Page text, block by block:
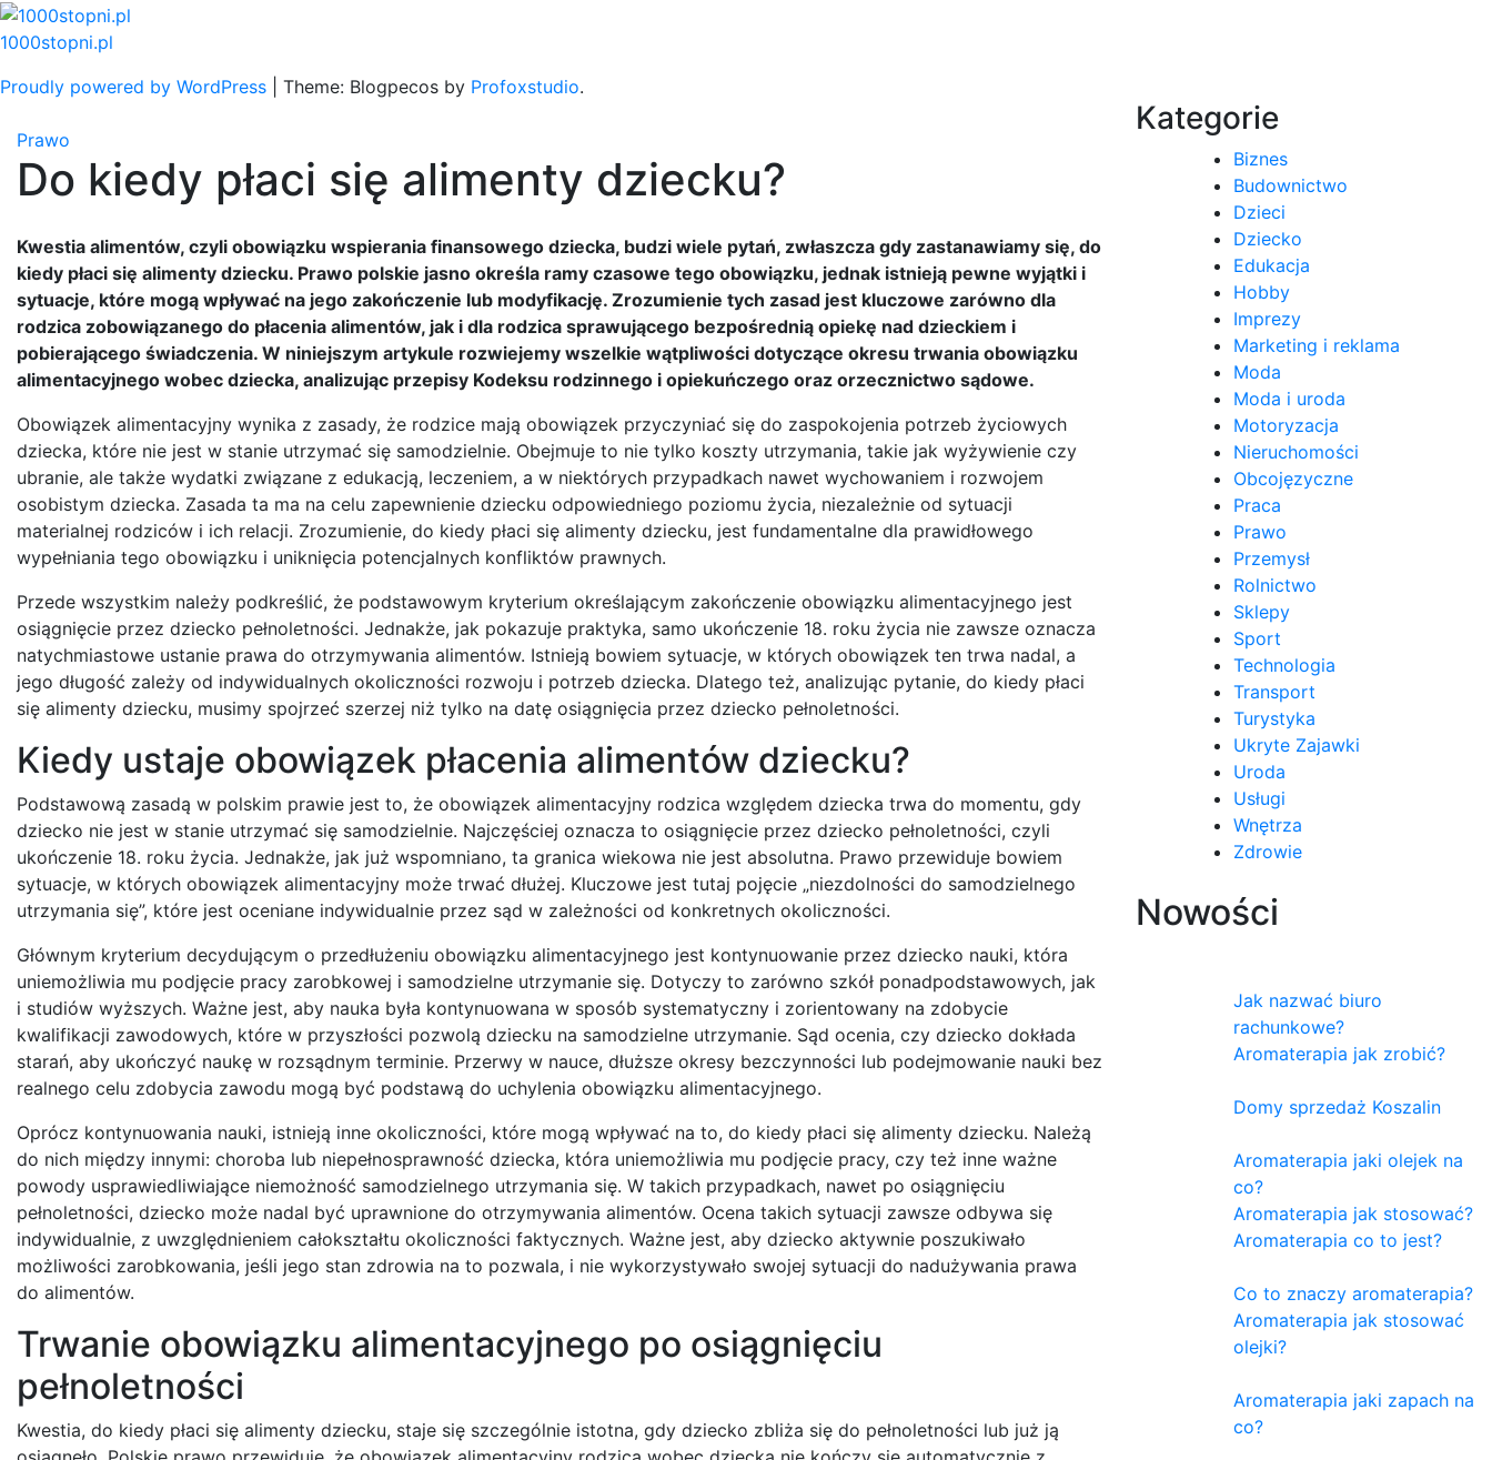
Skip
to
1000stopni.pl
Proudly powered by WordPress
Theme: Blogpecos by Profoxstudio.
Prawo
Do kiedy płaci się alimenty dziecku?
Kwestia alimentów, czyli obowiązku wspierania finansowego dziecka, budzi wiele pytań, zwłaszcza gdy zastanawiamy się, do
kiedy płaci się alimenty dziecku. Prawo polskie jasno określa ramy czasowe tego obowiązku, jednak istnieją pewne wyjątki i
sytuacje, które mogą wpływać na jego zakończenie lub modyfikację. Zrozumienie tych zasad jest kluczowe zarówno dla
rodzica zobowiązanego do płacenia alimentów, jak i dla rodzica sprawującego bezpośrednią opiekę nad dzieckiem i
pobierającego świadczenia. W niniejszym artykule rozwiejemy wszelkie wątpliwości dotyczące okresu trwania obowiązku
alimentacyjnego wobec dziecka, analizując przepisy Kodeksu rodzinnego i opiekuńczego oraz orzecznictwo sądowe.
Obowiązek alimentacyjny wynika z zasady, że rodzice mają obowiązek przyczyniać się do zaspokojenia potrzeb życiowych
dziecka, które nie jest w stanie utrzymać się samodzielnie. Obejmuje to nie tylko koszty utrzymania, takie jak wyżywienie czy
ubranie, ale także wydatki związane z edukacją, leczeniem, a w niektórych przypadkach nawet wychowaniem i rozwojem
osobistym dziecka. Zasada ta ma na celu zapewnienie dziecku odpowiedniego poziomu życia, niezależnie od sytuacji
materialnej rodziców i ich relacji. Zrozumienie, do kiedy płaci się alimenty dziecku, jest fundamentalne dla prawidłowego
wypełniania tego obowiązku i uniknięcia potencjalnych konfliktów prawnych.
Przede wszystkim należy podkreślić, że podstawowym kryterium określającym zakończenie obowiązku alimentacyjnego jest
osiągnięcie przez dziecko pełnoletności. Jednakże, jak pokazuje praktyka, samo ukończenie 18. roku życia nie zawsze oznacza
natychmiastowe ustanie prawa do otrzymywania alimentów. Istnieją bowiem sytuacje, w których obowiązek ten trwa nadal, a
jego długość zależy od indywidualnych okoliczności rozwoju i potrzeb dziecka. Dlatego też, analizując pytanie, do kiedy płaci
się alimenty dziecku, musimy spojrzeć szerzej niż tylko na datę osiągnięcia przez dziecko pełnoletności.
Kiedy ustaje obowiązek płacenia alimentów dziecku?
Podstawową zasadą w polskim prawie jest to, że obowiązek alimentacyjny rodzica względem dziecka trwa do momentu, gdy
dziecko nie jest w stanie utrzymać się samodzielnie. Najczęściej oznacza to osiągnięcie przez dziecko pełnoletności, czyli
ukończenie 18. roku życia. Jednakże, jak już wspomniano, ta granica wiekowa nie jest absolutna. Prawo przewiduje bowiem
sytuacje, w których obowiązek alimentacyjny może trwać dłużej. Kluczowe jest tutaj pojęcie „niezdolności do samodzielnego
utrzymania się”, które jest oceniane indywidualnie przez sąd w zależności od konkretnych okoliczności.
Głównym kryterium decydującym o przedłużeniu obowiązku alimentacyjnego jest kontynuowanie przez dziecko nauki, która
uniemożliwia mu podjęcie pracy zarobkowej i samodzielne utrzymanie się. Dotyczy to zarówno szkół ponadpodstawowych, jak
i studiów wyższych. Ważne jest, aby nauka była kontynuowana w sposób systematyczny i zorientowany na zdobycie
kwalifikacji zawodowych, które w przyszłości pozwolą dziecku na samodzielne utrzymanie. Sąd ocenia, czy dziecko dokłada
starań, aby ukończyć naukę w rozsądnym terminie. Przerwy w nauce, dłuższe okresy bezczynności lub podejmowanie nauki bez
realnego celu zdobycia zawodu mogą być podstawą do uchylenia obowiązku alimentacyjnego.
Oprócz kontynuowania nauki, istnieją inne okoliczności, które mogą wpływać na to, do kiedy płaci się alimenty dziecku. Należą
do nich między innymi: choroba lub niepełnosprawność dziecka, która uniemożliwia mu podjęcie pracy, czy też inne ważne
powody usprawiedliwiające niemożność samodzielnego utrzymania się. W takich przypadkach, nawet po osiągnięciu
pełnoletności, dziecko może nadal być uprawnione do otrzymywania alimentów. Ocena takich sytuacji zawsze odbywa się
indywidualnie, z uwzględnieniem całokształtu okoliczności faktycznych. Ważne jest, aby dziecko aktywnie poszukiwało
możliwości zarobkowania, jeśli jego stan zdrowia na to pozwala, i nie wykorzystywało swojej sytuacji do nadużywania prawa
do alimentów.
Trwanie obowiązku alimentacyjnego po osiągnięciu
pełnoletności
Kwestia, do kiedy płaci się alimenty dziecku, staje się szczególnie istotna, gdy dziecko zbliża się do pełnoletności lub już ją
Kategorie
Biznes
Budownictwo
Dzieci
Dziecko
Edukacja
Hobby
Imprezy
Marketing i reklama
Moda
Moda i uroda
Motoryzacja
Nieruchomości
Obcojęzyczne
Praca
Prawo
Przemysł
Rolnictwo
Sklepy
Sport
Technologia
Transport
Turystyka
Ukryte Zajawki
Uroda
Usługi
Wnętrza
Zdrowie
Nowości
Jak nazwać biuro
rachunkowe?
Aromaterapia jak zrobić?
Domy sprzedaż Koszalin
Aromaterapia jaki olejek na
co?
Aromaterapia jak stosować?
Aromaterapia co to jest?
Co to znaczy aromaterapia?
Aromaterapia jak stosować
olejki?
Aromaterapia jaki zapach na
co?